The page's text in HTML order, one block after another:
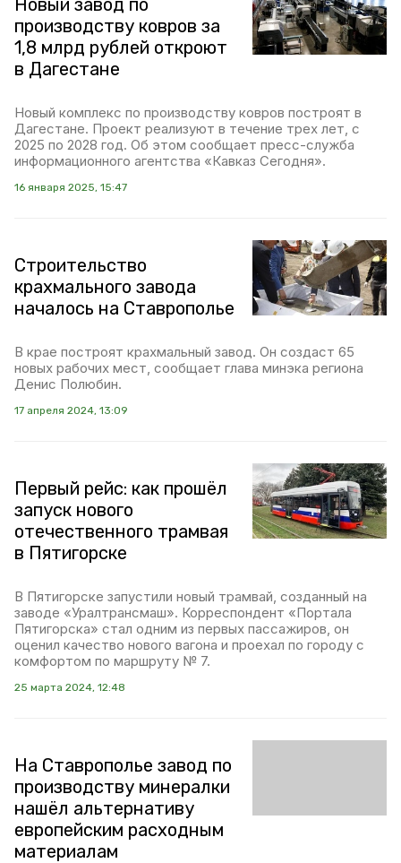
Новый завод по
производству ковров за
1,8 млрд рублей откроют
в Дагестане
Новый комплекс по производству ковров построят в
Дагестане. Проект реализуют в течение трех лет, с
2025 по 2028 год. Об этом сообщает пресс-служба
информационного агентства «Кавказ Сегодня».
16 января 2025, 15:47
Строительство
крахмального завода
началось на Ставрополье
В крае построят крахмальный завод. Он создаст 65
новых рабочих мест, сообщает глава минэка региона
Денис Полюбин.
17 апреля 2024, 13:09
Первый рейс: как прошёл
запуск нового
отечественного трамвая
в Пятигорске
В Пятигорске запустили новый трамвай, созданный на
заводе «Уралтрансмаш». Корреспондент «Портала
Пятигорска» стал одним из первых пассажиров, он
оценил качество нового вагона и проехал по городу с
комфортом по маршруту № 7.
25 марта 2024, 12:48
На Ставрополье завод по
производству минералки
нашёл альтернативу
европейским расходным
материалам